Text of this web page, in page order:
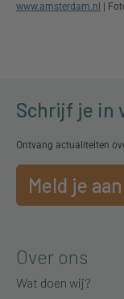
www.amsterdam.nl
|
Schrijf je in
Ontvang actualiteiten
Meld je aan
Over ons
Wat doen wij?